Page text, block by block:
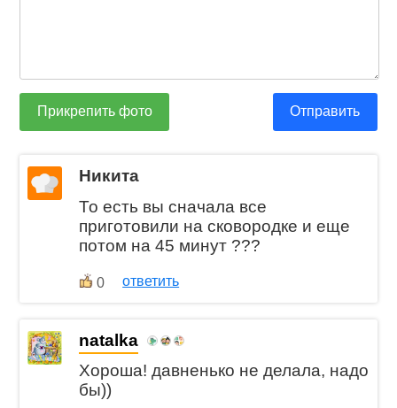
Прикрепить фото Отправить
Никита
То есть вы сначала все
приготовили на сковородке и еще
потом на 45 минут ???
0 ответить
natalka
Хороша! давненько не делала, надо
бы))